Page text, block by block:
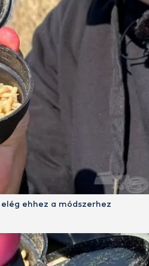
ehhez a módszerhez